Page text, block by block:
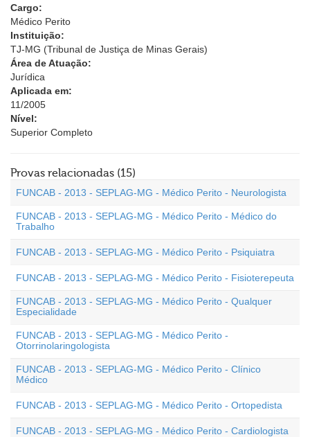
Cargo:
Médico Perito
Instituição:
TJ-MG (Tribunal de Justiça de Minas Gerais)
Área de Atuação:
Jurídica
Aplicada em:
11/2005
Nível:
Superior Completo
Provas relacionadas (15)
FUNCAB - 2013 - SEPLAG-MG - Médico Perito - Neurologista
FUNCAB - 2013 - SEPLAG-MG - Médico Perito - Médico do
Trabalho
FUNCAB - 2013 - SEPLAG-MG - Médico Perito - Psiquiatra
FUNCAB - 2013 - SEPLAG-MG - Médico Perito - Fisioterepeuta
FUNCAB - 2013 - SEPLAG-MG - Médico Perito - Qualquer
Especialidade
FUNCAB - 2013 - SEPLAG-MG - Médico Perito -
Otorrinolaringologista
FUNCAB - 2013 - SEPLAG-MG - Médico Perito - Clínico
Médico
FUNCAB - 2013 - SEPLAG-MG - Médico Perito - Ortopedista
FUNCAB - 2013 - SEPLAG-MG - Médico Perito - Cardiologista